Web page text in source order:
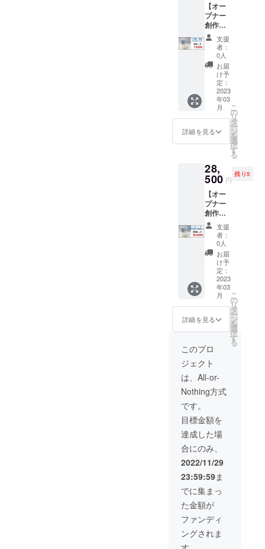
【オー
プナー
創作
キット1
セット
×5】消
費税・
配送費
込み
内容物
(１セッ
ト分)
・粘
土 100
ｇ ・
パッ
ケージ
(説明書)
支援
者：
0人
お届
け予
定：
2023
年03
月
詳細を見る
こ
の
リ
タ
ー
ン
を
選
択
す
る
28,
500 円
残り5
【オー
プナー
創作
キット1
セット
×20】消
費税・
配送費
込み
内容物
(１セッ
ト分)
・粘
土 100
ｇ ・
メ ・
パッ
ケージ
(説明書)
支援
者：
0人
お届
け予
定：
2023
年03
月
詳細を見る
こ
の
リ
タ
ー
ン
を
選
択
す
る
このプロ
ジェクト
は、All-or-
Nothing方式
です。
目標金額を
達成した場
合にのみ、
2022/11/29
23:59:59ま
でに集まっ
た金額が
ファンディ
ングされま